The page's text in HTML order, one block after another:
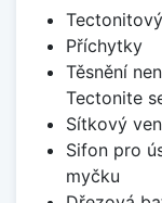
Příchytky
Těsnění
Tectonite
Sítkový
Sifon pro
myčku